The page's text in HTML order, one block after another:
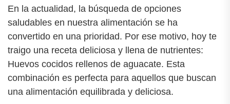
En la actualidad, la búsqueda de opciones
saludables en nuestra alimentación se ha
convertido en una prioridad. Por ese motivo, hoy te
traigo una receta deliciosa y llena de nutrientes:
Huevos cocidos rellenos de aguacate. Esta
combinación es perfecta para aquellos que buscan
una alimentación equilibrada y deliciosa.